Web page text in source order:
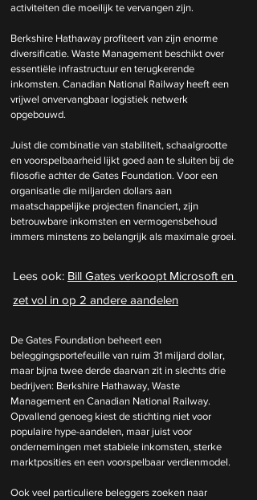
activiteiten die moeilijk te vervangen zijn.
Berkshire Hathaway profiteert van zijn enorme
diversificatie. Waste Management beschikt over
essentiële infrastructuur en terugkerende
inkomsten. Canadian National Railway heeft een
vrijwel onvervangbaar logistiek netwerk
opgebouwd.
Juist die combinatie van stabiliteit, schaalgrootte
en voorspelbaarheid lijkt goed aan te sluiten bij de
filosofie achter de Gates Foundation. Voor een
organisatie die miljarden dollars aan
maatschappelijke projecten financiert, zijn
betrouwbare inkomsten en vermogensbehoud
immers minstens zo belangrijk als maximale groei.
Lees ook: Bill Gates verkoopt Microsoft en
zet vol in op 2 andere aandelen
De Gates Foundation beheert een
beleggingsportefeuille van ruim 31 miljard dollar,
maar bijna twee derde daarvan zit in slechts drie
bedrijven: Berkshire Hathaway, Waste
Management en Canadian National Railway.
Opvallend genoeg kiest de stichting niet voor
populaire hype-aandelen, maar juist voor
ondernemingen met stabiele inkomsten, sterke
marktposities en een voorspelbaar verdienmodel.
Ook veel particuliere beleggers zoeken naar